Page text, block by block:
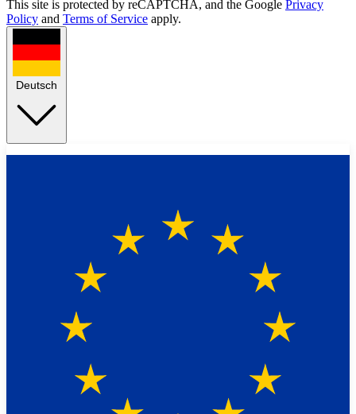
This site is protected by reCAPTCHA, and the Google Privacy
Policy and Terms of Service apply.
Deutsch